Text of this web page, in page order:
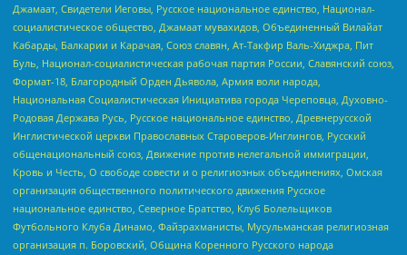
Джамаат, Свидетели Иеговы, Русское национальное единство, Национал-
социалистическое общество, Джамаат мувахидов, Объединенный Вилайат
Кабарды, Балкарии и Карачая, Союз славян, Ат-Такфир Валь-Хиджра, Пит
Буль, Национал-социалистическая рабочая партия России, Славянский союз,
Формат-18, Благородный Орден Дьявола, Армия воли народа,
Национальная Социалистическая Инициатива города Череповца, Духовно-
Родовая Держава Русь, Русское национальное единство, Древнерусской
Инглистической церкви Православных Староверов-Инглингов, Русский
общенациональный союз, Движение против нелегальной иммиграции,
Кровь и Честь, О свободе совести и о религиозных объединениях, Омская
организация общественного политического движения Русское
национальное единство, Северное Братство, Клуб Болельщиков
Футбольного Клуба Динамо, Файзрахманисты, Мусульманская религиозная
организация п. Боровский, Община Коренного Русского народа